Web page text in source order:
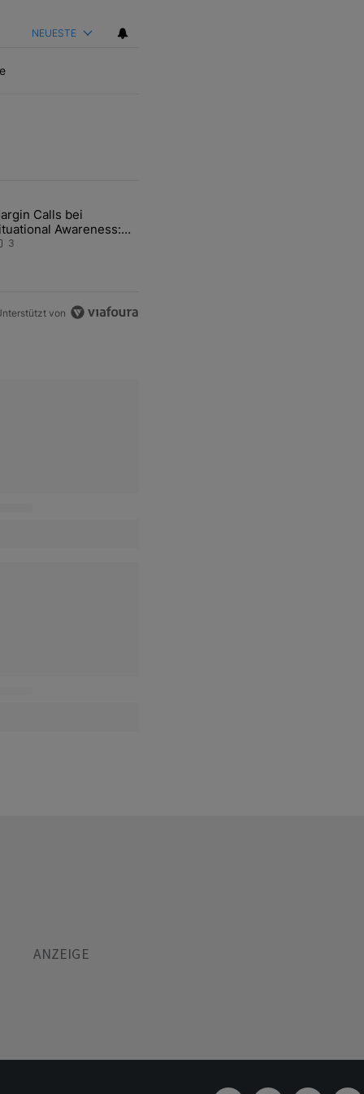
NEUESTE
Artikel der letzten 7 days.
der Zentralbanken könnte Goldpreis weiter belasten" mit 5
mit dem Titel "Margin Calls bei Situational Awareness: Alles
Calls bei
Awareness:
über den Retter-
3
von